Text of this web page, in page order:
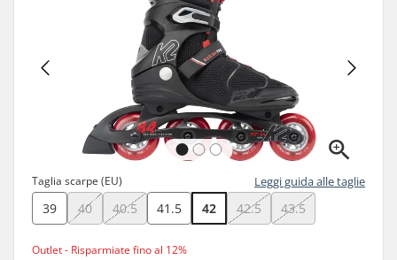
Taglia scarpe (EU) Leggi guida alle taglie
39 40 40.5 41.5 42 42.5 43.5
Outlet - Risparmiate fino al 12%